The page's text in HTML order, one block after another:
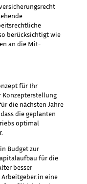
berücksichtigt wie
an die Mit-
für Ihr
Konzepterstellung
die nächsten Jahre
die geplanten
optimal
Budget zur
für die
besser
eine